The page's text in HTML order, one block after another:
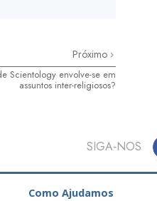
Próximo
Scientology envolve-se em
assuntos inter-religiosos?
SIGA‑NOS
Como Ajudamos